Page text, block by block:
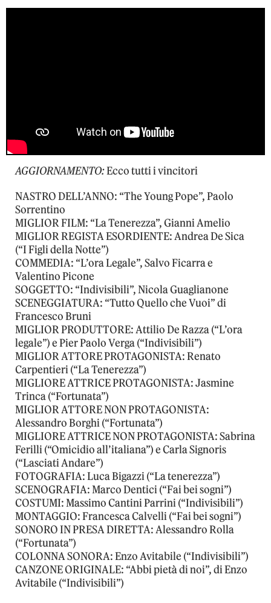
AGGIORNAMENTO:Ecco tutti i vincitori
NASTRO DELL’ANNO: “The Young Pope”, Paolo
Sorrentino
MIGLIOR FILM: “La Tenerezza”, Gianni Amelio
MIGLIOR REGISTA ESORDIENTE: Andrea De Sica
(“I Figli della Notte”)
COMMEDIA: “L’ora Legale”, Salvo Ficarra e
Valentino Picone
SOGGETTO: “Indivisibili”, Nicola Guaglianone
SCENEGGIATURA: “Tutto Quello che Vuoi” di
Francesco Bruni
MIGLIOR PRODUTTORE: Attilio De Razza (“L’ora
legale”) e Pier Paolo Verga (“Indivisibili”)
MIGLIOR ATTORE PROTAGONISTA: Renato
Carpentieri (“La Tenerezza”)
MIGLIORE ATTRICE PROTAGONISTA: Jasmine
Trinca (“Fortunata”)
MIGLIOR ATTORE NON PROTAGONISTA:
Alessandro Borghi (“Fortunata”)
MIGLIORE ATTRICE NON PROTAGONISTA: Sabrina
Ferilli (“Omicidio all’italiana”) e Carla Signoris
(“Lasciati Andare”)
FOTOGRAFIA: Luca Bigazzi (“La tenerezza”)
SCENOGRAFIA: Marco Dentici (“Fai bei sogni”)
COSTUMI: Massimo Cantini Parrini (“Indivisibili”)
MONTAGGIO: Francesca Calvelli (“Fai bei sogni”)
SONORO IN PRESA DIRETTA: Alessandro Rolla
(“Fortunata”)
COLONNA SONORA: Enzo Avitabile (“Indivisibili”)
CANZONE ORIGINALE: “Abbi pietà di noi”, di Enzo
Avitabile (“Indivisibili”)